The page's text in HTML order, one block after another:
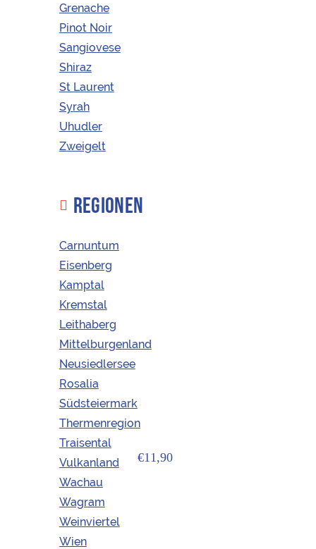
€11,90
Gluathummel Rosé Frizzante
Grenache
Pinot Noir
Sangiovese
Shiraz
St Laurent
Syrah
Uhudler
Zweigelt
REGIONEN
Carnuntum
Eisenberg
Kamptal
Kremstal
Leithaberg
Mittelburgenland
Neusiedlersee
Rosalia
Südsteiermark
Thermenregion
Traisental
Vulkanland
Wachau
Wagram
Weinviertel
Wien